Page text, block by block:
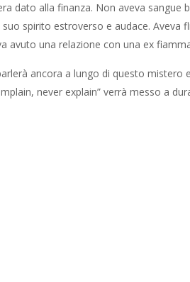
dato alla finanza. Non aveva sangue
spirito estroverso e audace. Aveva
avuto una relazione con una ex
ancora a lungo di questo
never explain” verrà messo a